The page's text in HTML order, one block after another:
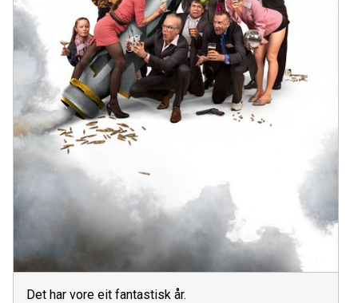
Det har vore eit fantastisk år.